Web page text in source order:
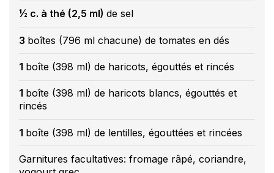
½ c. à thé (2,5 ml) de sel
3 boîtes (796 ml chacune) de tomates en dés
1 boîte (398 ml) de haricots, égouttés et rincés
1 boîte (398 ml) de haricots blancs, égouttés et
rincés
1 boîte (398 ml) de lentilles, égouttées et rincées
Garnitures facultatives: fromage râpé, coriandre,